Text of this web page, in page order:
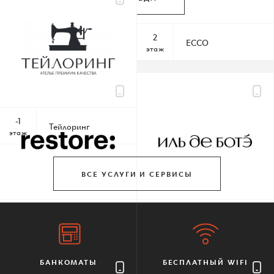
По всем вопросам
Шереметьевская д.6, к.1
КАК ДОБРАТЬСЯ
Перекресток 2
этаж ECCO
-1
этаж Тейлоринг
ВСЕ УСЛУГИ И СЕРВИСЫ
БАНКОМАТЫ БЕСПЛАТНЫЙ WIFI